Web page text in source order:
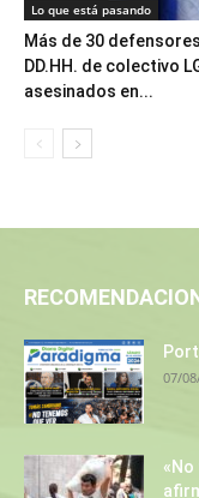
Lo que está pasando
Más de 30
DD.HH. de colectivo
asesinados en...
07/